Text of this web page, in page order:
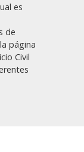
es
de
página
Civil